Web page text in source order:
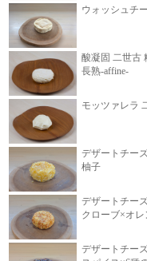
ウォッシュチ
酸凝固 二世古
長熟-affine-
モッツァレラ
デザートチー
柚子
デザートチー
クローブ×オレ
デザートチー